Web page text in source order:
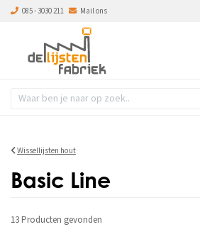
085 - 3030 211 Mail ons
Wissellijsten hout
Basic Line
13 Producten gevonden